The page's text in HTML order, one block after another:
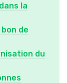
la
de
du